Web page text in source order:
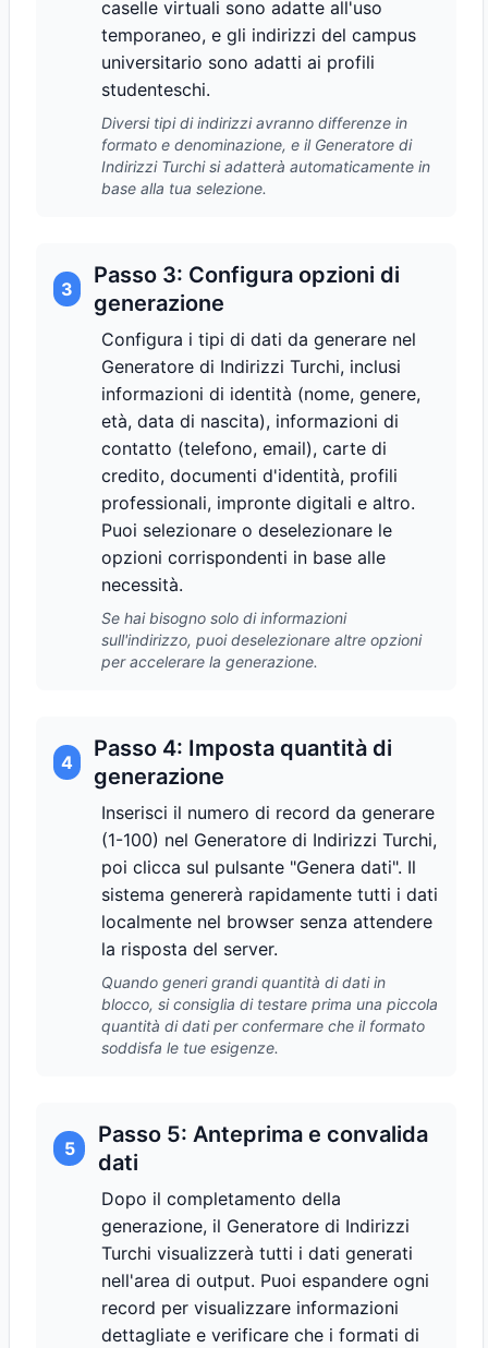
caselle virtuali sono adatte all'uso
temporaneo, e gli indirizzi del campus
universitario sono adatti ai profili
studenteschi.
Diversi tipi di indirizzi avranno differenze in
formato e denominazione, e il Generatore di
Indirizzi Turchi si adatterà automaticamente in
base alla tua selezione.
3
Passo 3: Configura opzioni di
generazione
Configura i tipi di dati da generare nel
Generatore di Indirizzi Turchi, inclusi
informazioni di identità (nome, genere,
età, data di nascita), informazioni di
contatto (telefono, email), carte di
credito, documenti d'identità, profili
professionali, impronte digitali e altro.
Puoi selezionare o deselezionare le
opzioni corrispondenti in base alle
necessità.
Se hai bisogno solo di informazioni
sull'indirizzo, puoi deselezionare altre opzioni
per accelerare la generazione.
4
Passo 4: Imposta quantità di
generazione
Inserisci il numero di record da generare
(1-100) nel Generatore di Indirizzi Turchi,
poi clicca sul pulsante "Genera dati". Il
sistema genererà rapidamente tutti i dati
localmente nel browser senza attendere
la risposta del server.
Quando generi grandi quantità di dati in
blocco, si consiglia di testare prima una piccola
quantità di dati per confermare che il formato
soddisfa le tue esigenze.
5
Passo 5: Anteprima e convalida
dati
Dopo il completamento della
generazione, il Generatore di Indirizzi
Turchi visualizzerà tutti i dati generati
nell'area di output. Puoi espandere ogni
record per visualizzare informazioni
dettagliate e verificare che i formati di